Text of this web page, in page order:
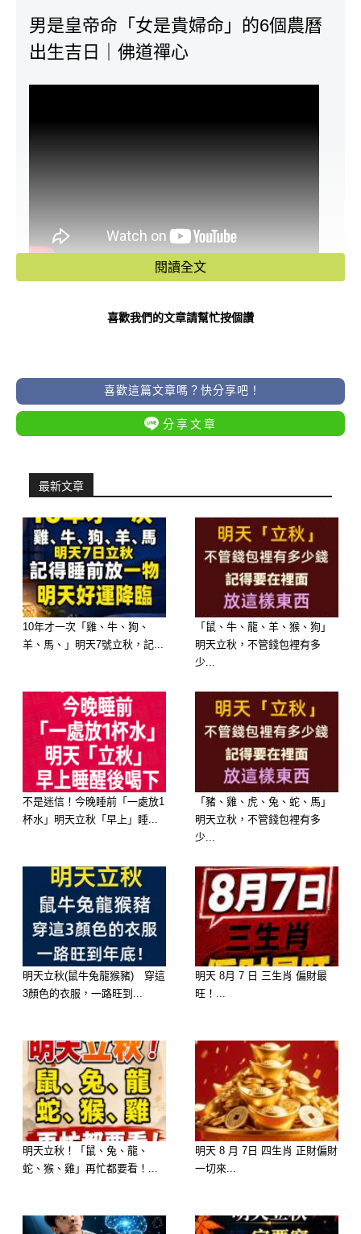
男是皇帝命「女是貴婦命」的6個農曆
出生吉日｜佛道禪心
歡迎來佛道禪心觀看更多風水命理影片
https://lihi3.cc/VEY5Q
驅毒之外，命理學中也指出，這段期間
氣場變動劇烈，特別是五行與天干地支
產生強烈對衝，導致部分生肖容易面臨
屬豬、屬鼠、屬龍」在端午前後須格外
留心，因為這四大生肖近期恐出現感
情、職場、健康或家庭方面的重大轉
變。
屬猴：情感受考，別被假象迷惑
近期感情運勢混亂，單身者容易遇上外
表亮眼卻內心隱藏目的的對象，已婚或
穩定交往者則要小心第三者或溝通破
裂。端午前後建議保持低調，不宜作出
重大決定，特別是情感方面，宜觀察勿
衝動。
閱讀全文
喜歡我們的文章請幫忙按個讚
喜歡這篇文章嗎？快分享吧！
分享文章
最新文章
10年才一次「雞、牛、狗、
羊、馬、」明天7號立秋，記...
「鼠、牛、龍、羊、猴、狗」
明天立秋，不管錢包裡有多
少...
不是迷信！今晚睡前「一處放1
杯水」明天立秋「早上」睡...
「豬、雞、虎、兔、蛇、馬」
明天立秋，不管錢包裡有多
少...
明天立秋(鼠牛兔龍猴豬) 穿這
3顏色的衣服，一路旺到...
明天 8月 7 日 三生肖 偏財最
旺！...
明天立秋！「鼠、兔、龍、
蛇、猴、雞」再忙都要看！...
明天 8 月 7日 四生肖 正財偏財
一切來...